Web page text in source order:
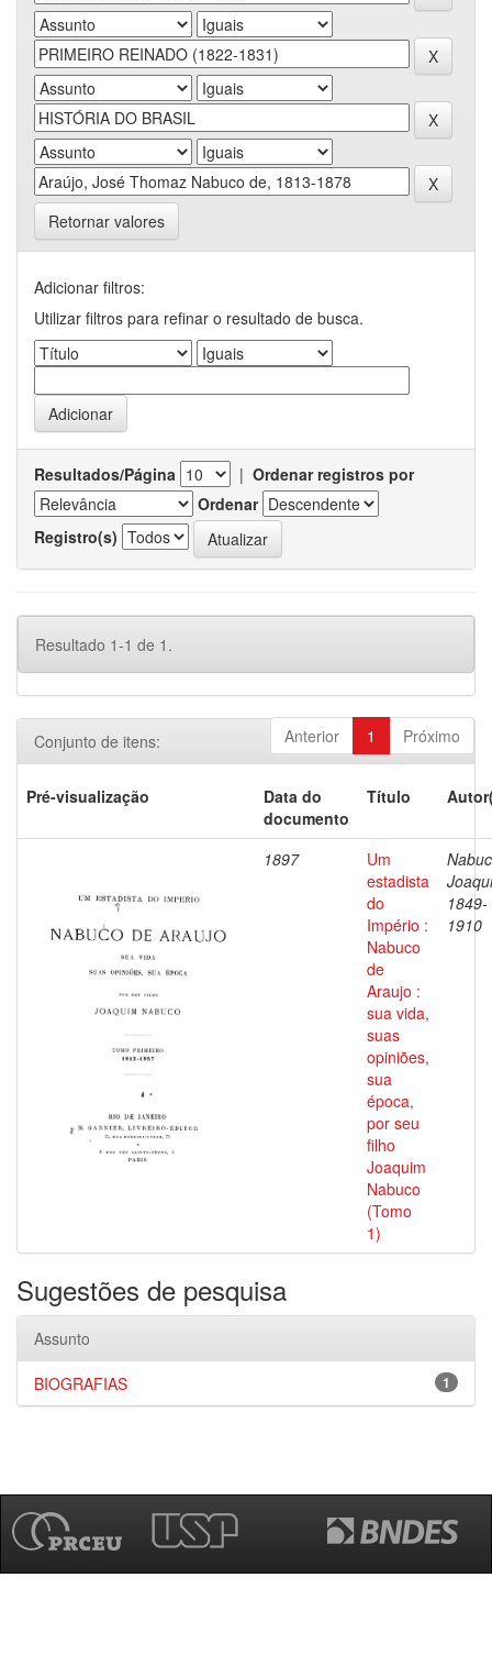
Retornar valores
Adicionar filtros:
Utilizar filtros para refinar o resultado de busca.
Resultados/Página | Ordenar registros por
Ordenar
Registro(s)
Resultado 1-1 de 1.
Anterior 1 Próximo
Conjunto de itens:
Pré-visualização
Data do
documento
Título
1897
Um
estadista
do
Império :
Nabuco
de
Araujo :
sua vida,
suas
opiniões,
sua
época,
por seu
filho
Joaquim
Nabuco
(Tomo
1)
1849-
1910
Sugestões de pesquisa
Assunto
1
BIOGRAFIAS